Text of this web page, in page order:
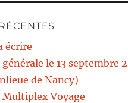
écrire
le 13 septembre
de Nancy)
Voyage